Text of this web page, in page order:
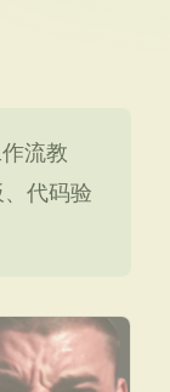
流教
代码验